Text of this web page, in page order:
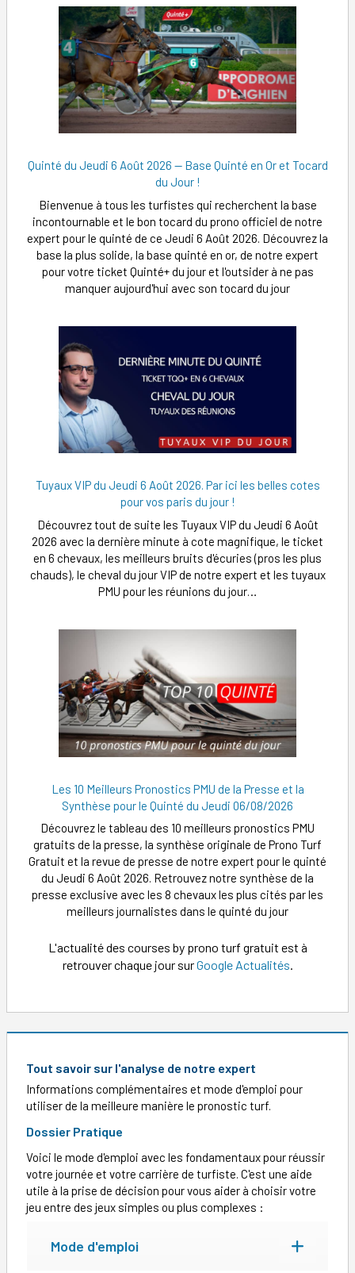
Quinté du Jeudi 6 Août 2026 — Base Quinté en Or et Tocard
du Jour !
Bienvenue à tous les turfistes qui recherchent la base
incontournable et le bon tocard du prono officiel de notre
expert pour le quinté de ce Jeudi 6 Août 2026. Découvrez la
base la plus solide, la base quinté en or, de notre expert
pour votre ticket Quinté+ du jour et l'outsider à ne pas
manquer aujourd'hui avec son tocard du jour
Tuyaux VIP du Jeudi 6 Août 2026. Par ici les belles cotes
pour vos paris du jour !
Découvrez tout de suite les Tuyaux VIP du Jeudi 6 Août
2026 avec la dernière minute à cote magnifique, le ticket
en 6 chevaux, les meilleurs bruits d'écuries (pros les plus
chauds), le cheval du jour VIP de notre expert et les tuyaux
PMU pour les réunions du jour…
Les 10 Meilleurs Pronostics PMU de la Presse et la
Synthèse pour le Quinté du Jeudi 06/08/2026
Découvrez le tableau des 10 meilleurs pronostics PMU
gratuits de la presse, la synthèse originale de Prono Turf
Gratuit et la revue de presse de notre expert pour le quinté
du Jeudi 6 Août 2026. Retrouvez notre synthèse de la
presse exclusive avec les 8 chevaux les plus cités par les
meilleurs journalistes dans le quinté du jour
L'actualité des courses by prono turf gratuit est à
retrouver chaque jour surGoogle Actualités.
Tout savoir sur l'analyse de notre expert
Informations complémentaires et mode d'emploi pour
utiliser de la meilleure manière le pronostic turf.
Dossier Pratique
Voici le mode d'emploi avec les fondamentaux pour réussir
votre journée et votre carrière de turfiste. C'est une aide
utile à la prise de décision pour vous aider à choisir votre
jeu entre des jeux simples ou plus complexes :
Mode d'emploi